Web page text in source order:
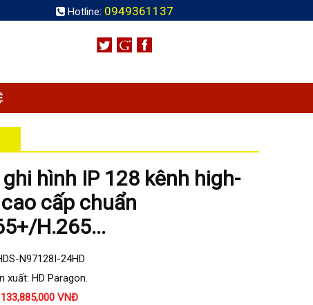
Hotline: 0949361137
hình IP 128 kênh high-
cấp chuẩn
H.265...
N97128I-24HD
xuất: HD Paragon.
133,885,000 VNĐ